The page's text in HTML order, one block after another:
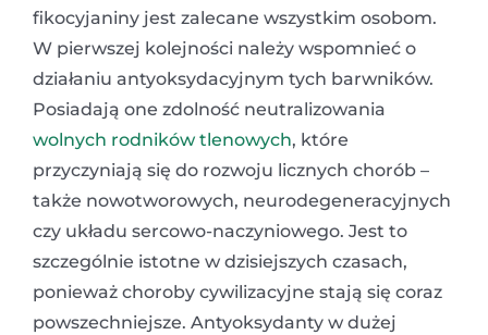
fikocyjaniny jest zalecane wszystkim osobom.
W pierwszej kolejności należy wspomnieć o
działaniu antyoksydacyjnym tych barwników.
Posiadają one zdolność neutralizowania
wolnych rodników tlenowych, które
przyczyniają się do rozwoju licznych chorób –
także nowotworowych, neurodegeneracyjnych
czy układu sercowo-naczyniowego. Jest to
szczególnie istotne w dzisiejszych czasach,
ponieważ choroby cywilizacyjne stają się coraz
powszechniejsze. Antyoksydanty w dużej